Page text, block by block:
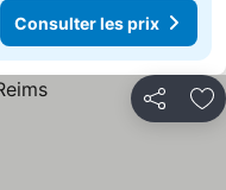
Consulter les prix
Partager